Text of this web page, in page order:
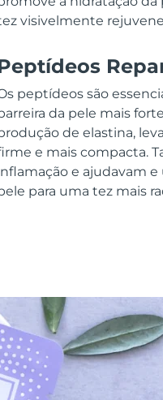
visivelmente
peptídeos são
da pele mais
de elastina,
e mais compacta.
e ajudavam
para uma tez mais